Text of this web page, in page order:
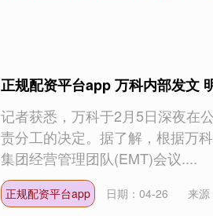
正规配资平台app 万科内部发文
记者获悉，万科于2月5日深夜在
责分工的决定。据了解，根据万
集团经营管理团队(EMT)会议....
正规配资平台app 日期：04-26 来